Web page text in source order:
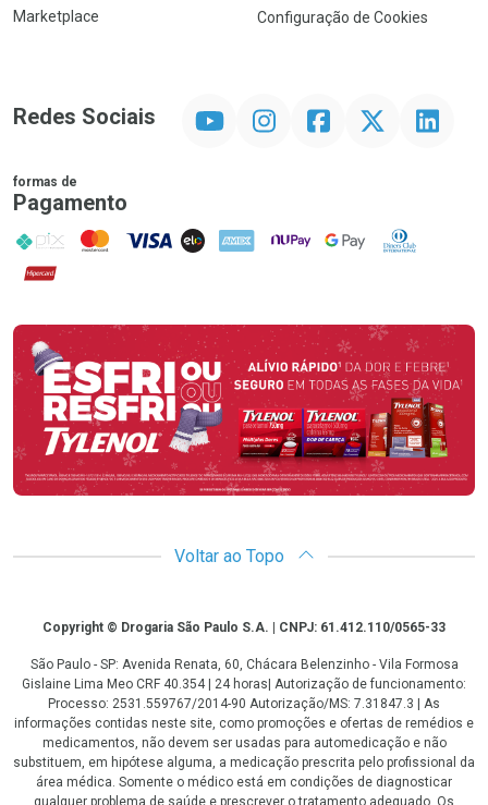
Marketplace
Configuração de Cookies
Redes Sociais InstagramFacebookTwitter Linkedin
formas de
Pagamento
PIX MasterCard
VISA ELO AMEX NuPay Google PayDiners Club
Hipercard
Promoção em Destaque
Voltar ao Topo
CopyrightCopyright © Drogaria São Paulo S.A. | CNPJ: 61.412.110/0565-33
São Paulo - SP: Avenida Renata, 60, Chácara Belenzinho - Vila Formosa
Gislaine Lima Meo CRF 40.354 | 24 horas| Autorização de funcionamento:
Processo: 2531.559767/2014-90 Autorização/MS: 7.31847.3 | As
informações contidas neste site, como promoções e ofertas de remédios e
medicamentos, não devem ser usadas para automedicação e não
substituem, em hipótese alguma, a medicação prescrita pelo profissional da
área médica. Somente o médico está em condições de diagnosticar